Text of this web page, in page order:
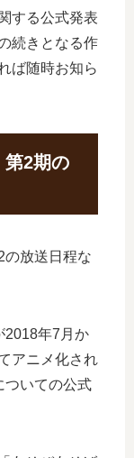
する公式発表
続きとなる作
ば随時お知ら
第2期の
の放送日程な
2018年7月か
アニメ化され
ついての公式